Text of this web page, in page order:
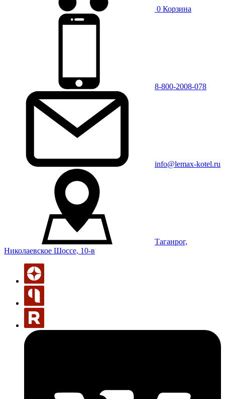
0 Корзина
8-800-2008-078
info@lemax-kotel.ru
Таганрог,
Николаевское Шоссе, 10-в